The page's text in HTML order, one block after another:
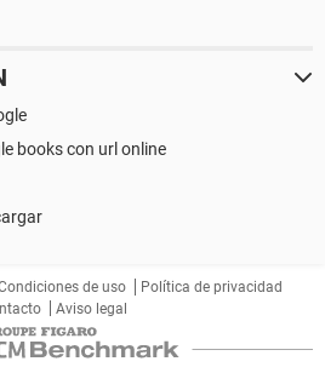
books con url online
de uso
Política de privacidad
Aviso legal